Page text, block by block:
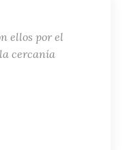
ellos por el
cercanía